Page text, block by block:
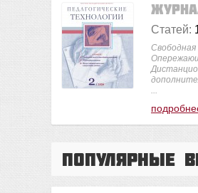
Статей:
...
Популярные